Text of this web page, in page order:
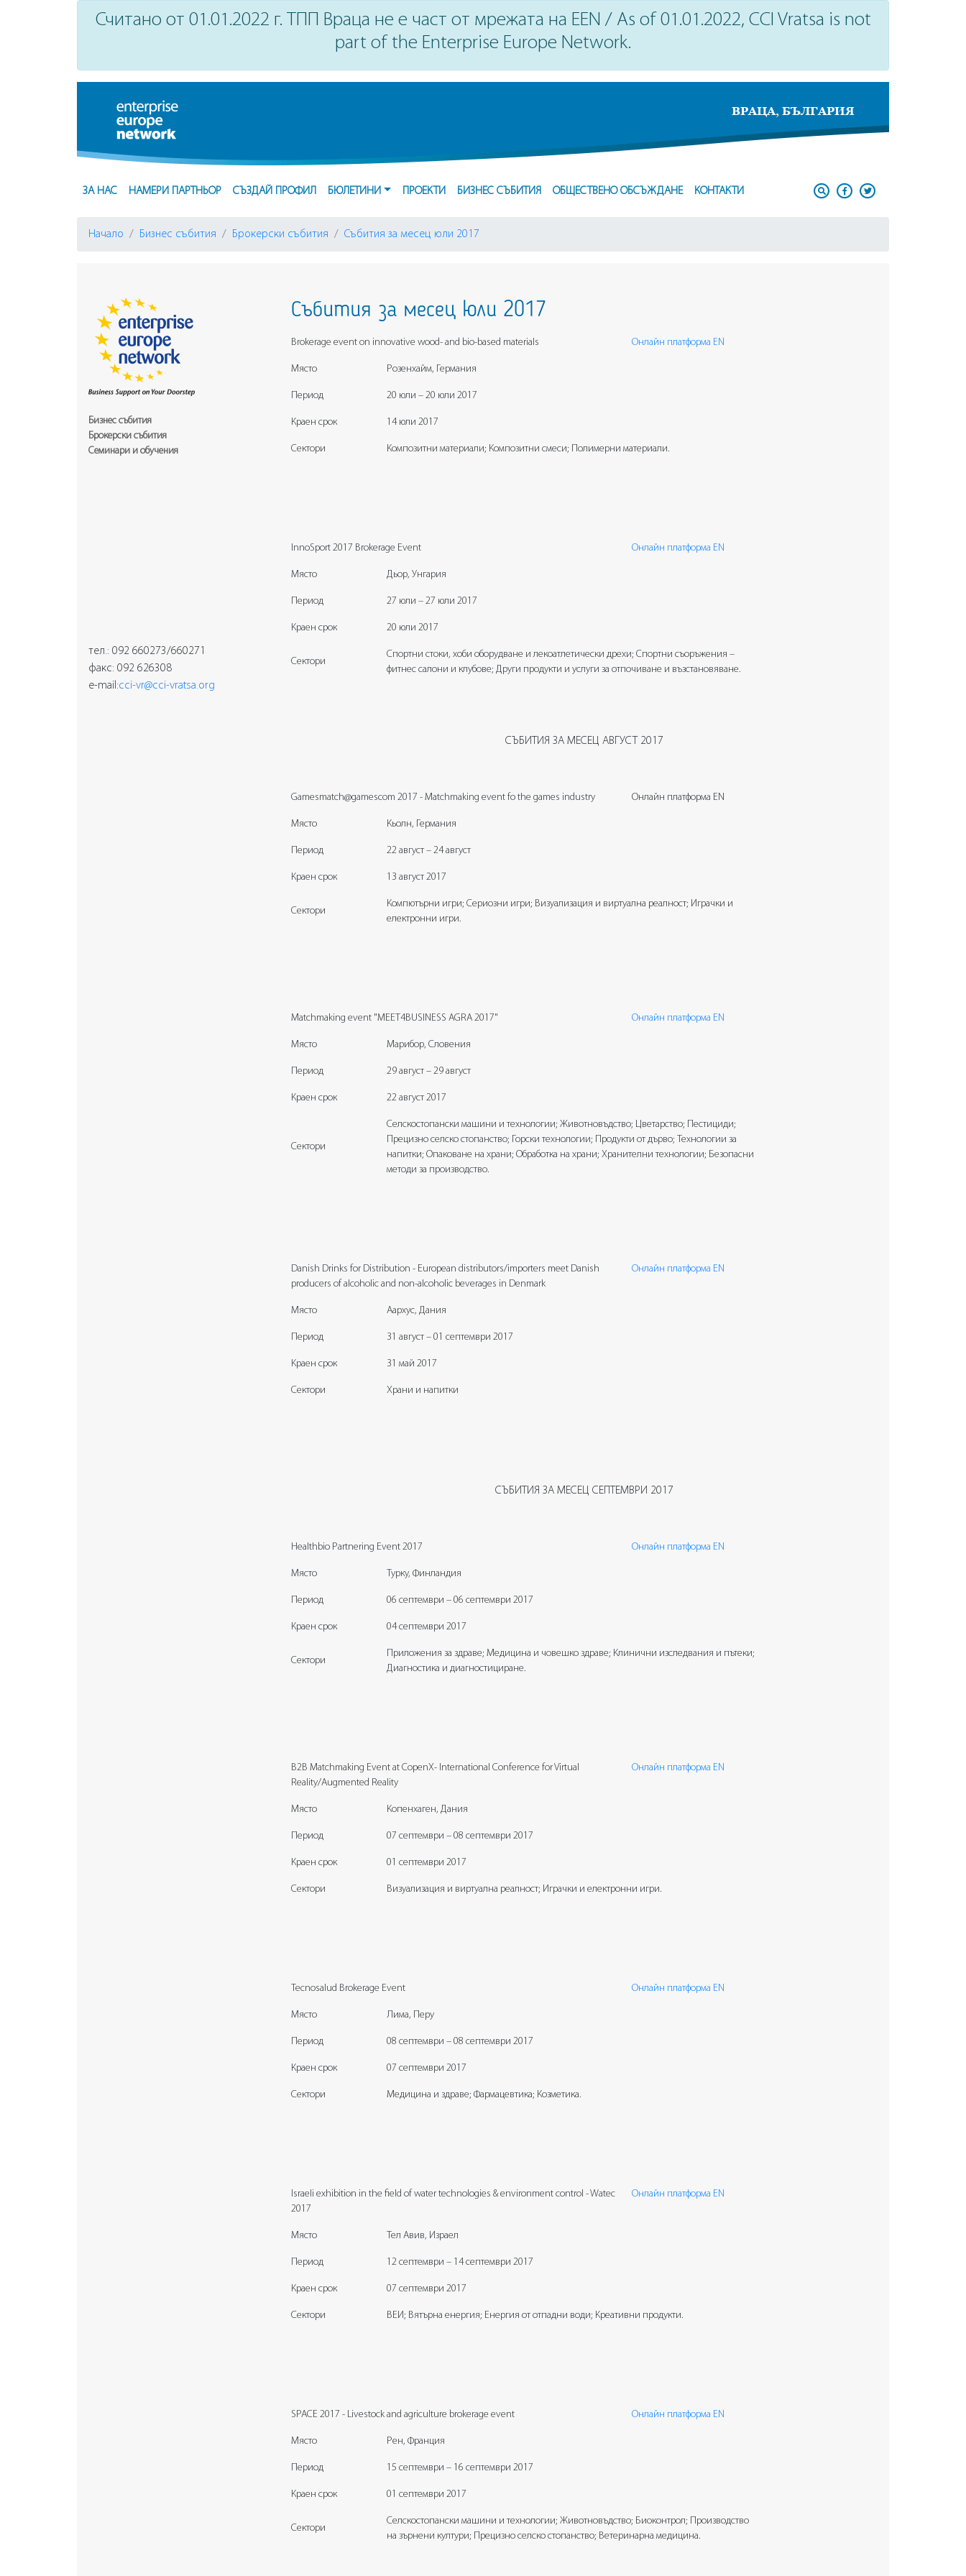
Считано от 01.01.2022 г. ТПП Враца не е част от мрежата на EEN / As of 01.01.2022, CCI Vratsa is not
part of the Enterprise Europe Network.
ВРАЦА, БЪЛГАРИЯ
ЗА НАС НАМЕРИ ПАРТНЬОР СЪЗДАЙ ПРОФИЛ БЮЛЕТИНИ ПРОЕКТИ БИЗНЕС СЪБИТИЯ ОБЩЕСТВЕНО ОБСЪЖДАНЕ КОНТАКТИ
Начало Бизнес събития Брокерски събития Събития за месец юли 2017
Бизнес събития
Брокерски събития
Семинари и обучения
тел.: 092 660273/660271
факс: 092 626308
e-mail:cci-vr@cci-vratsa.org
Събития за месец юли 2017
Brokerage event on innovative wood- and bio-based materials Онлайн платформа EN
Място Розенхайм, Германия
Период 20 юли – 20 юли 2017
Краен срок 14 юли 2017
Сектори Композитни материали; Композитни смеси; Полимерни материали.
InnoSport 2017 Brokerage Event Онлайн платформа EN
Място Дьор, Унгария
Период 27 юли – 27 юли 2017
Краен срок 20 юли 2017
Сектори
Спортни стоки, хоби оборудване и лекоатлетически дрехи; Спортни съоръжения –
фитнес салони и клубове; Други продукти и услуги за отпочиване и възстановяване.
СЪБИТИЯ ЗА МЕСЕЦ АВГУСТ 2017
Gamesmatch@gamescom 2017 - Matchmaking event fo the games industry Онлайн платформа EN
Място Кьолн, Германия
Период 22 август – 24 август
Краен срок 13 август 2017
Сектори
Компютърни игри; Сериозни игри; Визуализация и виртуална реалност; Играчки и
електронни игри.
Matchmaking event "MEET4BUSINESS AGRA 2017" Онлайн платформа EN
Място Марибор, Словения
Период 29 август – 29 август
Краен срок 22 август 2017
Сектори
Селскостопански машини и технологии; Животновъдство; Цветарство; Пестициди;
Прецизно селско стопанство; Горски технологии; Продукти от дърво; Технологии за
напитки; Опаковане на храни; Обработка на храни; Хранителни технологии; Безопасни
методи за производство.
Danish Drinks for Distribution - European distributors/importers meet Danish
producers of alcoholic and non-alcoholic beverages in Denmark
Онлайн платформа EN
Място Аархус, Дания
Период 31 август – 01 септември 2017
Краен срок 31 май 2017
Сектори Храни и напитки
СЪБИТИЯ ЗА МЕСЕЦ СЕПТЕМВРИ 2017
Healthbio Partnering Event 2017 Онлайн платформа EN
Място Турку, Финландия
Период 06 септември – 06 септември 2017
Краен срок 04 септември 2017
Сектори
Приложения за здраве; Медицина и човешко здраве; Клинични изследвания и пътеки;
Диагностика и диагностициране.
B2B Matchmaking Event at CopenX- International Conference for Virtual
Reality/Augmented Reality
Онлайн платформа EN
Място Копенхаген, Дания
Период 07 септември – 08 септември 2017
Краен срок 01 септември 2017
Сектори Визуализация и виртуална реалност; Играчки и електронни игри.
Tecnosalud Brokerage Event Онлайн платформа EN
Място Лима, Перу
Период 08 септември – 08 септември 2017
Краен срок 07 септември 2017
Сектори Медицина и здраве; Фармацевтика; Козметика.
Israeli exhibition in the field of water technologies & environment control - Watec
2017
Онлайн платформа EN
Място Тел Авив, Израел
Период 12 септември – 14 септември 2017
Краен срок 07 септември 2017
Сектори ВЕИ; Вятърна енергия; Енергия от отпадни води; Креативни продукти.
SPACE 2017 - Livestock and agriculture brokerage event Онлайн платформа EN
Място Рен, Франция
Период 15 септември – 16 септември 2017
Краен срок 01 септември 2017
Сектори
Селскостопански машини и технологии; Животновъдство; Биоконтрол; Производство
на зърнени култури; Прецизно селско стопанство; Ветеринарна медицина.